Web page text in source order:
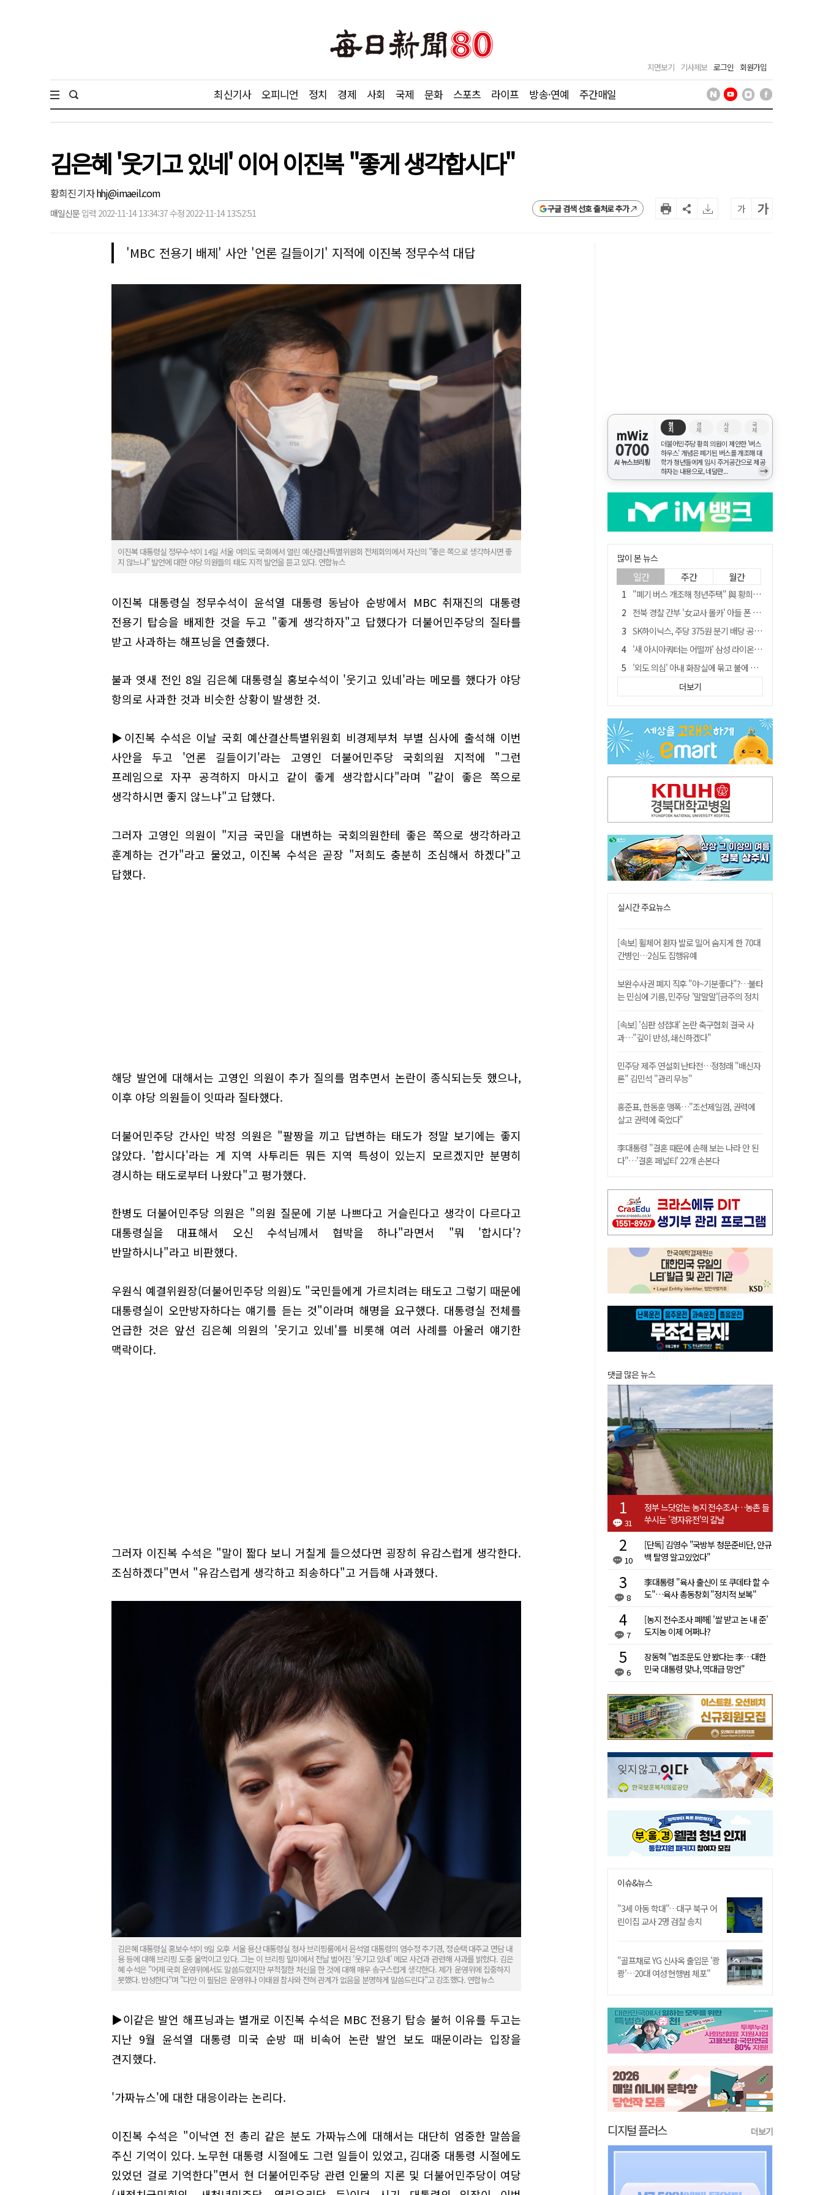
지면보기 기사제보 로그인 회원가입
최신기사 오피니언 정치 경제 사회 국제 문화 스포츠 라이프 방송·연예 주간매일
김은혜 '웃기고 있네' 이어 이진복 "좋게 생각합시다"
황희진 기자hhj@imaeil.com
매일신문 입력 2022-11-14 13:34:37 수정 2022-11-14 13:52:51 구글 검색 선호 출처로 추가 가 가
'MBC 전용기 배제' 사안 '언론 길들이기' 지적에 이진복 정무수석 대답
이진복 대통령실 정무수석이 14일 서울 여의도 국회에서 열린 예산결산특별위원회 전체회의에서 자신의 "좋은 쪽으로 생각하시면 좋
지 않느냐" 발언에 대한 야당 의원들의 태도 지적 발언을 듣고 있다. 연합뉴스
이진복 대통령실 정무수석이 윤석열 대통령 동남아 순방에서 MBC 취재진의 대통령
전용기 탑승을 배제한 것을 두고 "좋게 생각하자"고 답했다가 더불어민주당의 질타를
받고 사과하는 해프닝을 연출했다.
불과 엿새 전인 8일 김은혜 대통령실 홍보수석이 '웃기고 있네'라는 메모를 했다가 야당
항의로 사과한 것과 비슷한 상황이 발생한 것.
▶이진복 수석은 이날 국회 예산결산특별위원회 비경제부처 부별 심사에 출석해 이번
사안을 두고 '언론 길들이기'라는 고영인 더불어민주당 국회의원 지적에 "그런
프레임으로 자꾸 공격하지 마시고 같이 좋게 생각합시다"라며 "같이 좋은 쪽으로
생각하시면 좋지 않느냐"고 답했다.
그러자 고영인 의원이 "지금 국민을 대변하는 국회의원한테 좋은 쪽으로 생각하라고
훈계하는 건가"라고 물었고, 이진복 수석은 곧장 "저희도 충분히 조심해서 하겠다"고
답했다.
해당 발언에 대해서는 고영인 의원이 추가 질의를 멈추면서 논란이 종식되는듯 했으나,
이후 야당 의원들이 잇따라 질타했다.
더불어민주당 간사인 박정 의원은 "팔짱을 끼고 답변하는 태도가 정말 보기에는 좋지
않았다. '합시다'라는 게 지역 사투리든 뭐든 지역 특성이 있는지 모르겠지만 분명히
경시하는 태도로부터 나왔다"고 평가했다.
한병도 더불어민주당 의원은 "의원 질문에 기분 나쁘다고 거슬린다고 생각이 다르다고
대통령실을 대표해서 오신 수석님께서 협박을 하나"라면서 "뭐 '합시다'?
반말하시나"라고 비판했다.
우원식 예결위원장(더불어민주당 의원)도 "국민들에게 가르치려는 태도고 그렇기 때문에
대통령실이 오만방자하다는 얘기를 듣는 것"이라며 해명을 요구했다. 대통령실 전체를
언급한 것은 앞선 김은혜 의원의 '웃기고 있네'를 비롯해 여러 사례를 아울러 얘기한
맥락이다.
그러자 이진복 수석은 "말이 짧다 보니 거칠게 들으셨다면 굉장히 유감스럽게 생각한다.
조심하겠다"면서 "유감스럽게 생각하고 죄송하다"고 거듭해 사과했다.
김은혜 대통령실 홍보수석이 9일 오후 서울 용산 대통령실 청사 브리핑룸에서 윤석열 대통령의 염수정 추기경, 정순택 대주교 면담 내
용 등에 대해 브리핑 도중 울먹이고 있다. 그는 이 브리핑 말미에서 전날 벌어진 '웃기고 있네' 메모 사건과 관련해 사과를 밝혔다. 김은
혜 수석은 "어제 국회 운영위에서도 말씀드렸지만 부적절한 처신을 한 것에 대해 매우 송구스럽게 생각한다. 제가 운영위에 집중하지
못했다. 반성한다"며 "다만 이 필담은 운영위나 이태원 참사와 전혀 관계가 없음을 분명하게 말씀드린다"고 강조했다. 연합뉴스
▶이같은 발언 해프닝과는 별개로 이진복 수석은 MBC 전용기 탑승 불허 이유를 두고는
지난 9월 윤석열 대통령 미국 순방 때 비속어 논란 발언 보도 때문이라는 입장을
견지했다.
'가짜뉴스'에 대한 대응이라는 논리다.
이진복 수석은 "이낙연 전 총리 같은 분도 가짜뉴스에 대해서는 대단히 엄중한 말씀을
주신 기억이 있다. 노무현 대통령 시절에도 그런 일들이 있었고, 김대중 대통령 시절에도
있었던 걸로 기억한다"면서 현 더불어민주당 관련 인물의 지론 및 더불어민주당이 여당
mWiz
0700
AI 뉴스브리핑
정
치
경
제
사
회
국
제
더불어민주당 황희 의원이 제안한 '버스
하우스' 개념은 폐기된 버스를 개조해 대
학가 청년들에게 임시 주거공간으로 제공
하자는 내용으로, 네덜란...
→
많이 본 뉴스
일간 주간 월간
"폐기 버스 개조해 청년주택" 與 황희…'딸 학비는 年 4200만원'
전북 경찰 간부 '女교사 몰카' 아들 폰 부수고…"처벌 못하는 사안" 내부망에 글
SK하이닉스, 주당 375원 분기 배당 공시…"3분기 중 주주환원 방안 확정"
'새 아시아쿼터는 어떨까' 삼성 라이온즈, 새 얼굴 투수 미야모리 영입
'외도 의심' 아내 화장실에 묶고 불에 달군 공구로 고문…남편 검거
박권현 청도군수, '햇빛 연금 사업' 공약 시동걸어
봉화서 주택 에어컨 실외기에서 시작된 불… 주택 화재로 번져
"3세 아동 학대"…대구 북구 국공립어린이집 교사 2명 검찰 송치
경찰, 9월 초부터 상피제 전격 실시…가족 사건 수사 못해
더보기
실시간 주요뉴스
[속보] 휠체어 환자 발로 밀어 숨지게 한 70대
간병인…2심도 집행유예
보완수사권 폐지 직후 "야~기분좋다"?…불타
는 민심에 기름, 민주당 '말말말'[금주의 정치
[속보] '심판 성접대' 논란 축구협회 결국 사
과…"깊이 반성, 쇄신하겠다"
민주당 제주 연설회 난타전…정청래 "배신자
론" 김민석 "관리 무능"
홍준표, 한동훈 맹폭…"조선제일껌, 권력에
살고 권력에 죽었다"
李대통령 "결혼 때문에 손해 보는 나라 안 된
다"…'결혼 페널티' 22개 손본다
댓글 많은 뉴스
31
정부 느닷없는 농지 전수조사…농촌 들
쑤시는 '경자유전'의 칼날
10
[단독] 김영수 "국방부 청문준비단, 안규
백 탈영 알고있었다"
8
李대통령 "육사 출신이 또 쿠데타 할 수
도"…육사 총동창회 "정치적 보복"
7
[농지 전수조사 폐해] '쌀 받고 논 내 준'
도지농 이제 어쩌나?
6
장동혁 "법조문도 안 봤다는 李…대한
민국 대통령 맞나, 역대급 망언"
이슈&뉴스
"3세 아동 학대"…대구 북구 어
린이집 교사 2명 검찰 송치
"골프채로 YG 신사옥 출입문 '쾅
쾅'…20대 여성 현행범 체포"
디지털 플러스 더보기